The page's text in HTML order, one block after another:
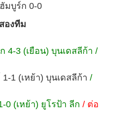
มบูร์ก 0-0
องทีม
4-3 (เยือน) บุนเดสลีก้า /
1 (เหย้า) บุนเดสลีก้า /
0 (เหย้า) ยูโรป้า ลีก / ต่อ